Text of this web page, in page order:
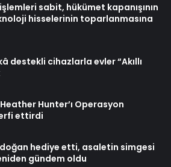
sabit, hükümet kapanışının
hisselerinin toparlanmasına
destekli cihazlarla evler “Akıllı
Hunter’ı Operasyon
ettirdi
hediye etti, asaletin simgesi
gündem oldu